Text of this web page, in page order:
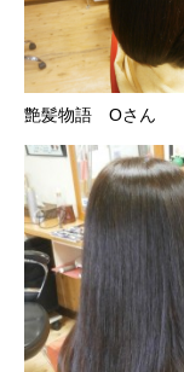
艶髪物語 Oさん